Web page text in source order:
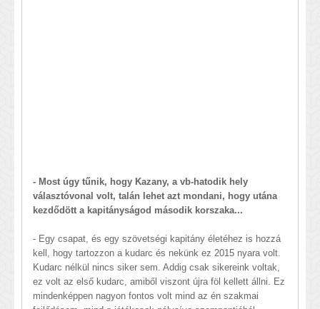
- Most úgy tűnik, hogy Kazany, a vb-hatodik hely
választóvonal volt, talán lehet azt mondani, hogy utána
kezdődött a kapitányságod második korszaka...
- Egy csapat, és egy szövetségi kapitány életéhez is hozzá
kell, hogy tartozzon a kudarc és nekünk ez 2015 nyara volt.
Kudarc nélkül nincs siker sem. Addig csak sikereink voltak,
ez volt az első kudarc, amiből viszont újra föl kellett állni. Ez
mindenképpen nagyon fontos volt mind az én szakmai